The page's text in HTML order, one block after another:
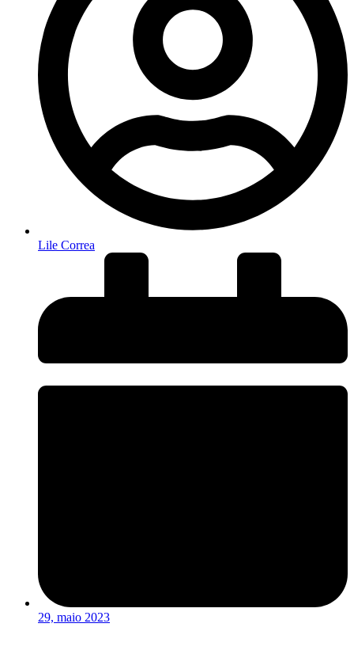
Lile Correa
29, maio 2023